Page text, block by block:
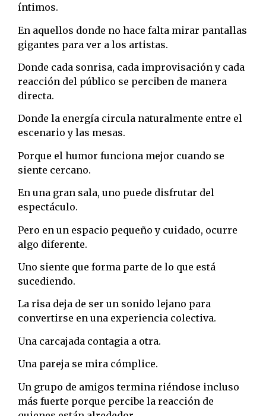
íntimos.
En aquellos donde no hace falta mirar pantallas
gigantes para ver a los artistas.
Donde cada sonrisa, cada improvisación y cada
reacción del público se perciben de manera
directa.
Donde la energía circula naturalmente entre el
escenario y las mesas.
Porque el humor funciona mejor cuando se
siente cercano.
En una gran sala, uno puede disfrutar del
espectáculo.
Pero en un espacio pequeño y cuidado, ocurre
algo diferente.
Uno siente que forma parte de lo que está
sucediendo.
La risa deja de ser un sonido lejano para
convertirse en una experiencia colectiva.
Una carcajada contagia a otra.
Una pareja se mira cómplice.
Un grupo de amigos termina riéndose incluso
más fuerte porque percibe la reacción de